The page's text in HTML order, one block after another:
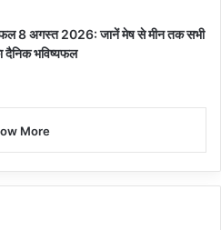
8 अगस्त 2026: जानें मेष से मीन तक सभी
दैनिक भविष्यफल
More